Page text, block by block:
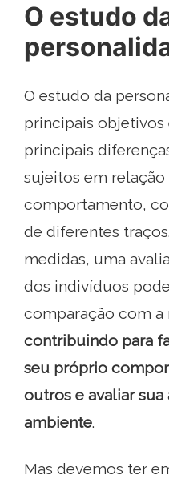
O estudo
O estudo da
principais objetivos
principais
sujeitos em relação
comportamento,
de diferentes
medidas, uma
dos indivíduos
comparação com
contribuindo para
seu próprio
outros e avaliar
ambiente.
Mas devemos ter